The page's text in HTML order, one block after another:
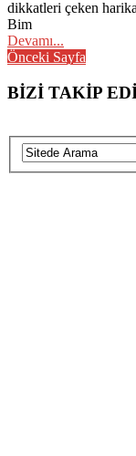
dikkatleri çeken
Bim
Devamı...
Posts
navigation
Önceki Sayfa
BİZİ TAKİP